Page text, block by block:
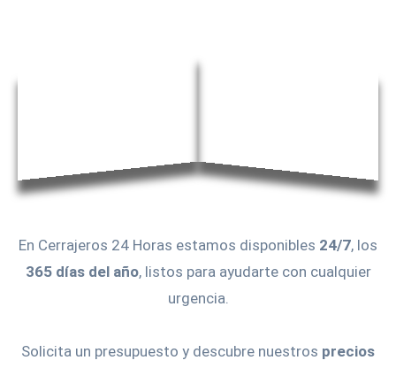
En Cerrajeros 24 Horas estamos disponibles 24/7, los
365 días del año, listos para ayudarte con cualquier
urgencia.
Solicita un presupuesto y descubre nuestros precios